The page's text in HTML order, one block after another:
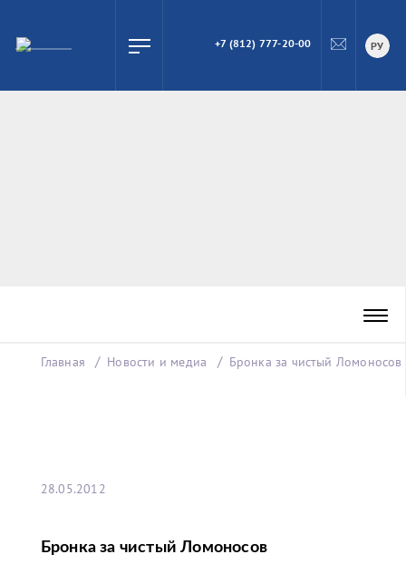
ПОИСК
+7 (812) 777-20-00 РУ
Главная Новости и медиа Бронка за чистый Ломоносов
28.05.2012
Бронка за чистый Ломоносов